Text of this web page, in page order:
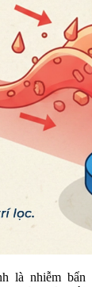
là nhiễm bẩn